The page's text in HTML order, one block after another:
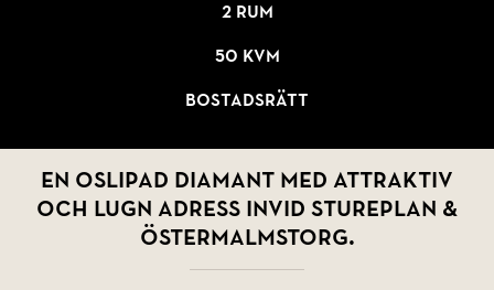
2 rum
50 kvm
Bostadsrätt
En oslipad diamant med attraktiv
och lugn adress invid Stureplan &
Östermalmstorg.